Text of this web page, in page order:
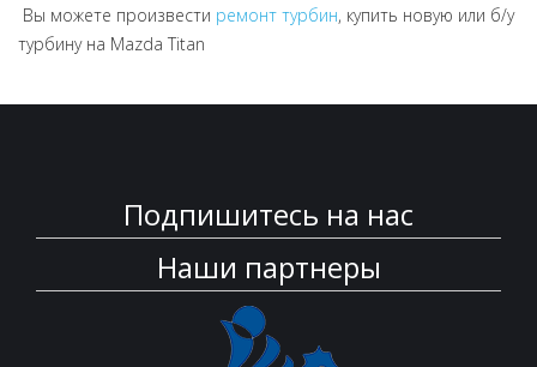
Вы можете произвести ремонт турбин, купить новую или б/у
турбину на Mazda Titan
Подпишитесь на нас
Наши партнеры